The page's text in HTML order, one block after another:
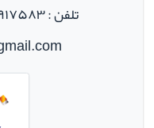
تلفن : ۰۲۱۳۳۹۱۷۵۸۳ - ۰۲۱۳۳۹۱۴۴۳۴